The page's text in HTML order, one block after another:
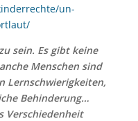
un-
sein. Es gibt keine
Menschen sind
Lernschwierigkeiten,
Behinderung…
Verschiedenheit